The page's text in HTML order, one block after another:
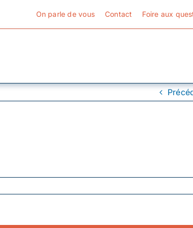
On parle de vous Contact Foire aux